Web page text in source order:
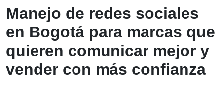
Manejo de redes sociales
en Bogotá para marcas que
quieren comunicar mejor y
vender con más confianza